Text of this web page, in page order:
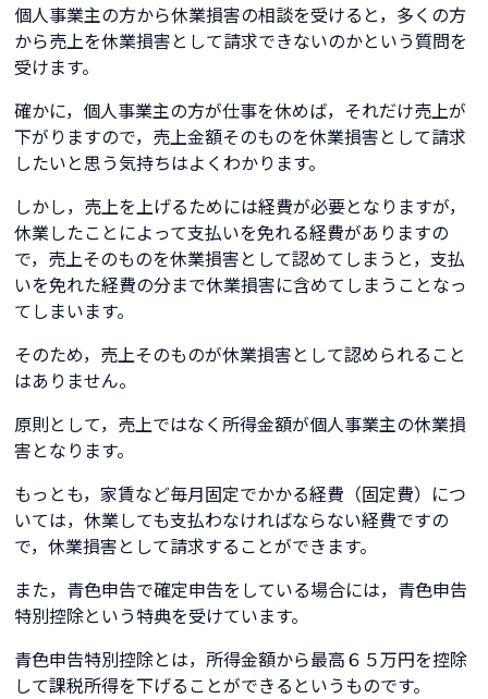
個人事業主の方から休業損害の相談を受けると，多くの方
から売上を休業損害として請求できないのかという質問を
受けます。
確かに，個人事業主の方が仕事を休めば，それだけ売上が
下がりますので，売上金額そのものを休業損害として請求
したいと思う気持ちはよくわかります。
しかし，売上を上げるためには経費が必要となりますが，
休業したことによって支払いを免れる経費がありますの
で，売上そのものを休業損害として認めてしまうと，支払
いを免れた経費の分まで休業損害に含めてしまうことなっ
てしまいます。
そのため，売上そのものが休業損害として認められること
はありません。
原則として，売上ではなく所得金額が個人事業主の休業損
害となります。
もっとも，家賃など毎月固定でかかる経費（固定費）につ
いては，休業しても支払わなければならない経費ですの
で，休業損害として請求することができます。
また，青色申告で確定申告をしている場合には，青色申告
特別控除という特典を受けています。
青色申告特別控除とは，所得金額から最高６５万円を控除
して課税所得を下げることができるというものです。